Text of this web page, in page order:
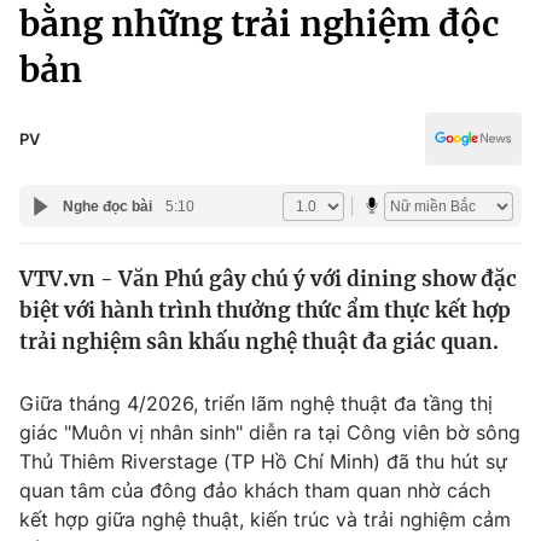
Chính trị
Xã hội
Pháp luật
Y tế
Thế giới
Tin tức
Câu chuyện quốc tế
Kinh tế
Tài chính
Thị trường
Góc doanh nghiệp
Dữ liệu và đời sống
Truyền hình
Truyền hình
bằng những trải nghiệm độc
bản
PV
Nghe đọc bài 5:10
VTV.vn - Văn Phú gây chú ý với dining show đặc
biệt với hành trình thưởng thức ẩm thực kết hợp
trải nghiệm sân khấu nghệ thuật đa giác quan.
Giữa tháng 4/2026, triển lãm nghệ thuật đa tầng thị
giác "Muôn vị nhân sinh" diễn ra tại Công viên bờ sông
Thủ Thiêm Riverstage (TP Hồ Chí Minh) đã thu hút sự
quan tâm của đông đảo khách tham quan nhờ cách
kết hợp giữa nghệ thuật, kiến trúc và trải nghiệm cảm